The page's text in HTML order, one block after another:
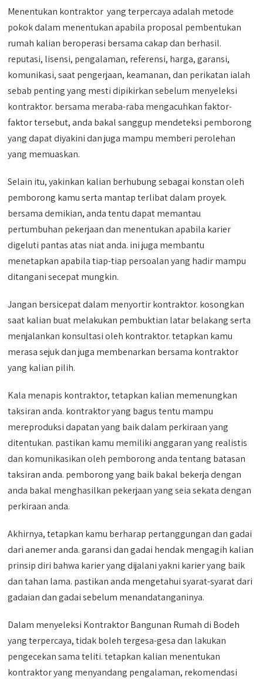
Menentukan kontraktor yang terpercaya adalah metode
pokok dalam menentukan apabila proposal pembentukan
rumah kalian beroperasi bersama cakap dan berhasil.
reputasi, lisensi, pengalaman, referensi, harga, garansi,
komunikasi, saat pengerjaan, keamanan, dan perikatan ialah
sebab penting yang mesti dipikirkan sebelum menyeleksi
kontraktor. bersama meraba-raba mengacuhkan faktor-
faktor tersebut, anda bakal sanggup mendeteksi pemborong
yang dapat diyakini dan juga mampu memberi perolehan
yang memuaskan.
Selain itu, yakinkan kalian berhubung sebagai konstan oleh
pemborong kamu serta mantap terlibat dalam proyek.
bersama demikian, anda tentu dapat memantau
pertumbuhan pekerjaan dan menentukan apabila karier
digeluti pantas atas niat anda. ini juga membantu
menetapkan apabila tiap-tiap persoalan yang hadir mampu
ditangani secepat mungkin.
Jangan bersicepat dalam menyortir kontraktor. kosongkan
saat kalian buat melakukan pembuktian latar belakang serta
menjalankan konsultasi oleh kontraktor. tetapkan kamu
merasa sejuk dan juga membenarkan bersama kontraktor
yang kalian pilih.
Kala menapis kontraktor, tetapkan kalian memenungkan
taksiran anda. kontraktor yang bagus tentu mampu
mereproduksi dapatan yang baik dalam perkiraan yang
ditentukan. pastikan kamu memiliki anggaran yang realistis
dan komunikasikan oleh pemborong anda tentang batasan
taksiran anda. pemborong yang baik bakal bekerja dengan
anda bakal menghasilkan pekerjaan yang seia sekata dengan
perkiraan anda.
Akhirnya, tetapkan kamu berharap pertanggungan dan gadai
dari anemer anda. garansi dan gadai hendak mengagih kalian
prinsip diri bahwa karier yang dijalani yakni karier yang baik
dan tahan lama. pastikan anda mengetahui syarat-syarat dari
gadaian dan gadai sebelum menandatanganinya.
Dalam menyeleksi Kontraktor Bangunan Rumah di Bodeh
yang terpercaya, tidak boleh tergesa-gesa dan lakukan
pengecekan sama teliti. tetapkan kalian menentukan
kontraktor yang menyandang pengalaman, rekomendasi